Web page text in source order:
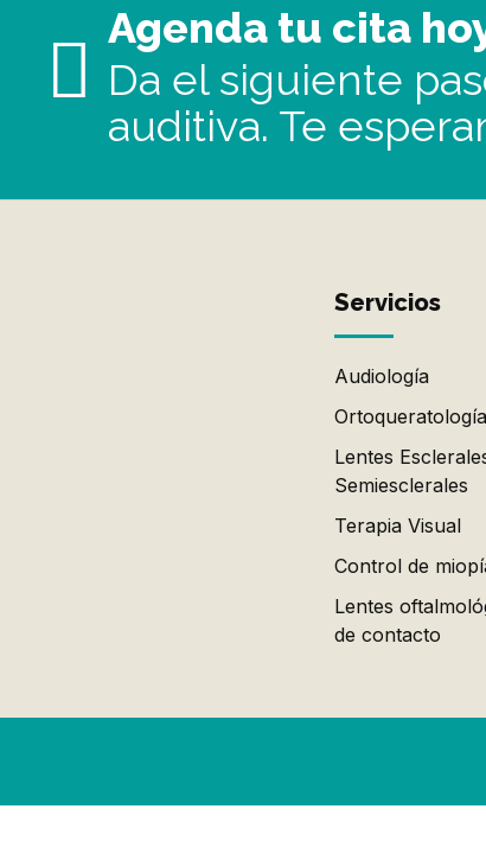
Agenda tu cita
Da el siguiente
auditiva. Te
Servicios
Audiología
Ortoqueratología
Lentes
Semiesclerales
Terapia Visual
Control de
Lentes
de contacto